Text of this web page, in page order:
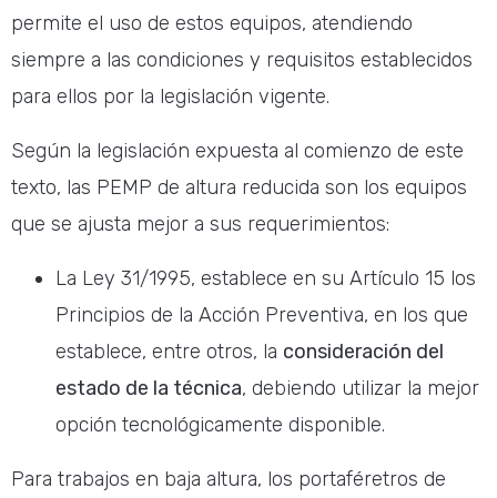
permite el uso de estos equipos, atendiendo
siempre a las condiciones y requisitos establecidos
para ellos por la legislación vigente.
Según la legislación expuesta al comienzo de este
texto, las PEMP de altura reducida son los equipos
que se ajusta mejor a sus requerimientos:
La Ley 31/1995, establece en su Artículo 15 los
Principios de la Acción Preventiva, en los que
establece, entre otros, la consideración del
estado de la técnica, debiendo utilizar la mejor
opción tecnológicamente disponible.
Para trabajos en baja altura, los portaféretros de